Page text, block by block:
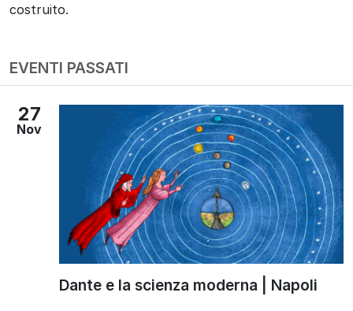
costruito.
EVENTI PASSATI
27
Nov
Dante e la scienza moderna | Napoli